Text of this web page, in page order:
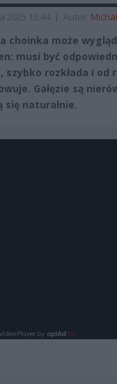
2025 13:44 | Autor:
choinka może
musi być
szybko rozkłada i
Gałęzie są
się naturalnie.